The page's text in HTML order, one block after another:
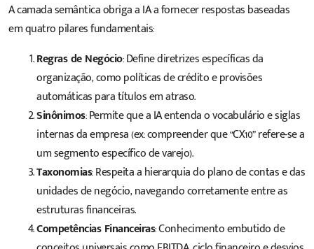
A camada semântica obriga a IA a fornecer respostas baseadas
em quatro pilares fundamentais:
Regras de Negócio: Define diretrizes específicas da
organização, como políticas de crédito e provisões
automáticas para títulos em atraso.
Sinônimos: Permite que a IA entenda o vocabulário e siglas
internas da empresa (ex: compreender que “CX10” refere-se a
um segmento específico de varejo).
Taxonomias: Respeita a hierarquia do plano de contas e das
unidades de negócio, navegando corretamente entre as
estruturas financeiras.
Competências Financeiras: Conhecimento embutido de